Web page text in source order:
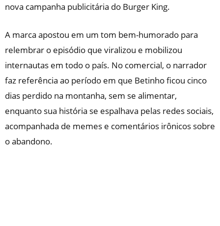
nova campanha publicitária do Burger King.
A marca apostou em um tom bem-humorado para
relembrar o episódio que viralizou e mobilizou
internautas em todo o país. No comercial, o narrador
faz referência ao período em que Betinho ficou cinco
dias perdido na montanha, sem se alimentar,
enquanto sua história se espalhava pelas redes sociais,
acompanhada de memes e comentários irônicos sobre
o abandono.